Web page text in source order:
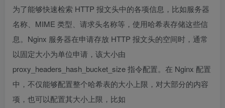
为了能够快速检索 HTTP 报文头中的各项信息，比如服务器
名称、MIME 类型、请求头名称等，使用哈希表存储这些信
息。Nginx 服务器在申请存放 HTTP 报文头的空间时，通常
以固定大小为单位申请，该大小由
proxy_headers_hash_bucket_size 指令配置。在 Nginx 配置
中，不仅能够配置整个哈希表的大小上限，对大部分的内容
项，也可以配置其大小上限，比如